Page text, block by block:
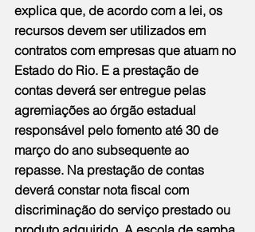
explica que, de acordo com a lei, os
recursos devem ser utilizados em
contratos com empresas que atuam no
Estado do Rio. E a prestação de
contas deverá ser entregue pelas
agremiações ao órgão estadual
responsável pelo fomento até 30 de
março do ano subsequente ao
repasse. Na prestação de contas
deverá constar nota fiscal com
discriminação do serviço prestado ou